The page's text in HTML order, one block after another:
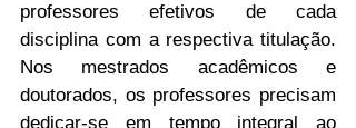
professores efetivos de cada
disciplina com a respectiva titulação.
Nos mestrados acadêmicos e
doutorados, os professores precisam
dedicar-se em tempo integral ao